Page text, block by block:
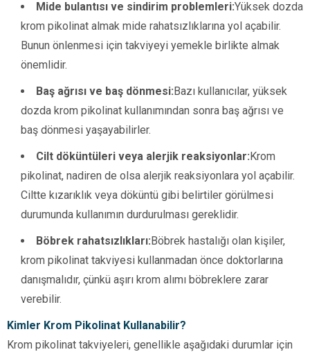
Mide bulantısı ve sindirim problemleri:Yüksek dozda
krom pikolinat almak mide rahatsızlıklarına yol açabilir.
Bunun önlenmesi için takviyeyi yemekle birlikte almak
önemlidir.
Baş ağrısı ve baş dönmesi:Bazı kullanıcılar, yüksek
dozda krom pikolinat kullanımından sonra baş ağrısı ve
baş dönmesi yaşayabilirler.
Cilt döküntüleri veya alerjik reaksiyonlar:Krom
pikolinat, nadiren de olsa alerjik reaksiyonlara yol açabilir.
Ciltte kızarıklık veya döküntü gibi belirtiler görülmesi
durumunda kullanımın durdurulması gereklidir.
Böbrek rahatsızlıkları:Böbrek hastalığı olan kişiler,
krom pikolinat takviyesi kullanmadan önce doktorlarına
danışmalıdır, çünkü aşırı krom alımı böbreklere zarar
verebilir.
Kimler Krom Pikolinat Kullanabilir?
Krom pikolinat takviyeleri, genellikle aşağıdaki durumlar için